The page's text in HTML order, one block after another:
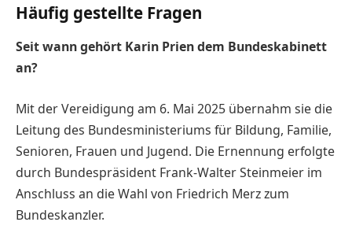
Häufig gestellte Fragen
Seit wann gehört Karin Prien dem Bundeskabinett
an?
Mit der Vereidigung am 6. Mai 2025 übernahm sie die
Leitung des Bundesministeriums für Bildung, Familie,
Senioren, Frauen und Jugend. Die Ernennung erfolgte
durch Bundespräsident Frank-Walter Steinmeier im
Anschluss an die Wahl von Friedrich Merz zum
Bundeskanzler.